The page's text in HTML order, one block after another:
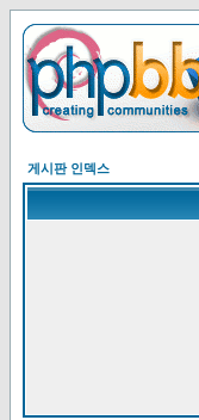
게시판 인덱스